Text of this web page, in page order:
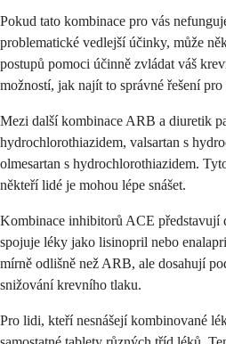
Pokud tato kombinace pro vás
problematické vedlejší účinky, může
postupů pomoci účinně zvládat váš
možností, jak najít to správné řešení
Mezi další kombinace ARB a diuretik
hydrochlorothiazidem, valsartan s
olmesartan s hydrochlorothiazidem.
někteří lidé je mohou lépe snášet.
Kombinace inhibitorů ACE představují
spojuje léky jako lisinopril nebo
mírně odlišně než ARB, ale dosahují
snižování krevního tlaku.
Pro lidi, kteří nesnášejí kombinované